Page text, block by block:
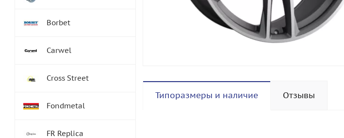
Типоразмеры и наличие Отзывы
Borbet
Carwel
Cross Street
Fondmetal
FR Replica